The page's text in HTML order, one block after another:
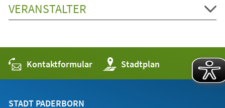
VERANSTALTER
Kontaktformular Stadtplan
(Öffnet
in
einem
STADT PADERBORN